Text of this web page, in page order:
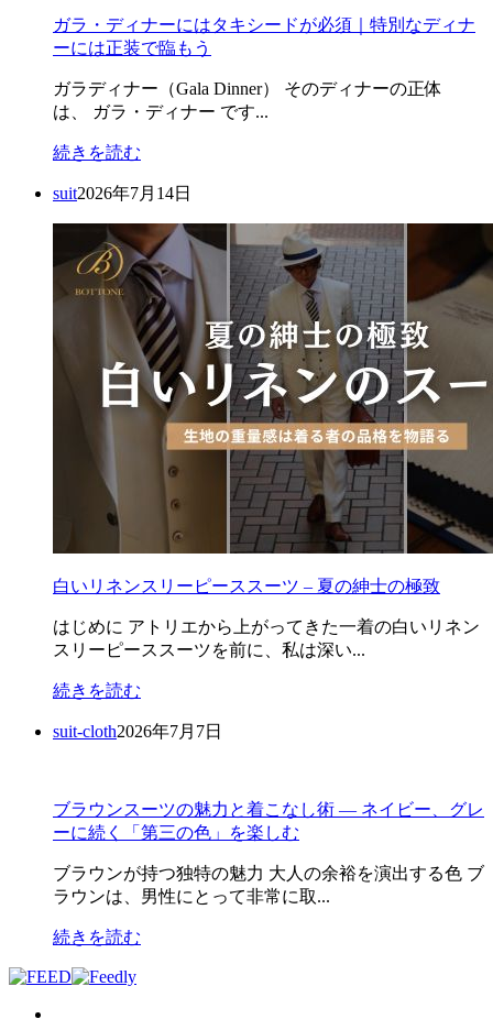
ガラ・ディナーにはタキシードが必須｜特別なディナ
ーには正装で臨もう
ガラディナー（Gala Dinner） そのディナーの正体
は、 ガラ・ディナー です...
続きを読む
suit2026年7月14日
白いリネンスリーピーススーツ – 夏の紳士の極致
はじめに アトリエから上がってきた一着の白いリネン
スリーピーススーツを前に、私は深い...
続きを読む
suit-cloth2026年7月7日
ブラウンスーツの魅力と着こなし術 ― ネイビー、グレ
ーに続く「第三の色」を楽しむ
ブラウンが持つ独特の魅力 大人の余裕を演出する色 ブ
ラウンは、男性にとって非常に取...
続きを読む